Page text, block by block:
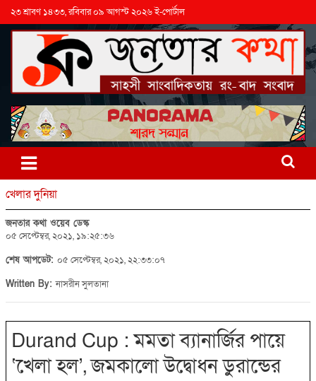
২৩ শ্রাবণ ১৪৩৩, রবিবার ০৯ আগস্ট ২০২৬ ই-পোর্টাল
খেলার দুনিয়া
জনতার কথা ওয়েব ডেস্ক
০৫ সেপ্টেম্বর, ২০২১, ১৯:২৫:৩৬
শেষ আপডেট: ০৫ সেপ্টেম্বর, ২০২১, ২২:৩৩:০৭
Written By:নাসরীন সুলতানা
Durand Cup : মমতা ব্যানার্জির পায়ে
‘‌খেলা হল’‌, জমকালো উদ্বোধন ডুরান্ডের